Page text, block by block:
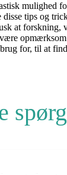
mulighed
tips og
at forskning,
for, til at